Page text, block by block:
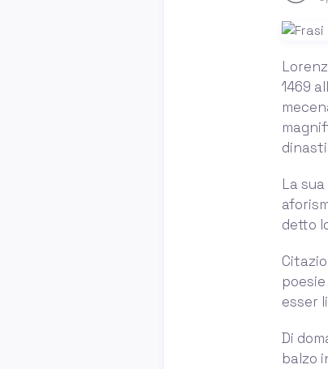
1469
La
detto
esser
Di
balzo